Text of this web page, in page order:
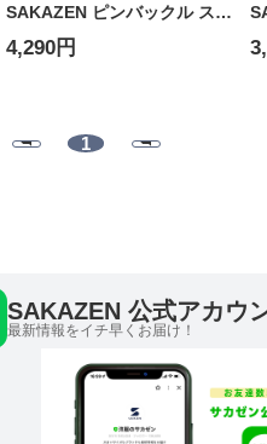
SAKAZEN ピンバックル スー
パーロング ベルト
4,290円
1
SAKAZEN 公式アカウ
最新情報をイチ早くお届け！